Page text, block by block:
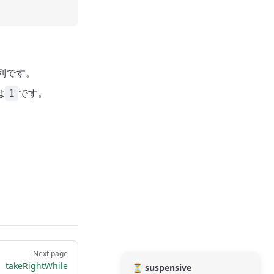
す。
1 です。
Next page
takeRightWhile ⏳ suspensive